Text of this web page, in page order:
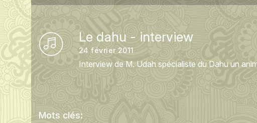
Le dahu - interview
24 février 2011
Interview de M. Udah spécialiste du Dahu un
Mots clés: